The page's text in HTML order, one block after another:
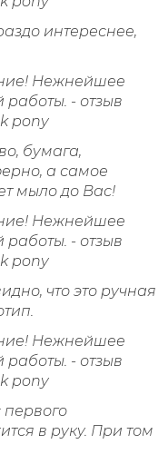
интереснее,
бумага,
а самое
мыло до Вас!
что это ручная
в руку. При том